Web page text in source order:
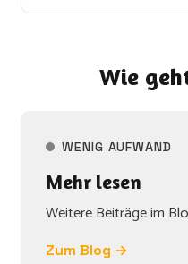
Wie
WENIG AUFWAND
Mehr lesen
Weitere Beiträge im
Zum Blog →